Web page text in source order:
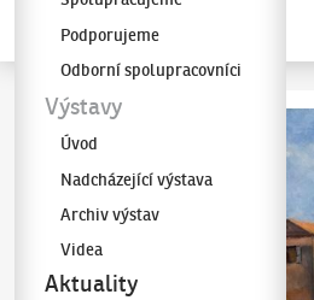
Galerie KODLPodporujeme
Odborní spolupracovníci
Výstavy
Úvod
Nadcházející výstava
Archiv výstav
Videa
Aktuality